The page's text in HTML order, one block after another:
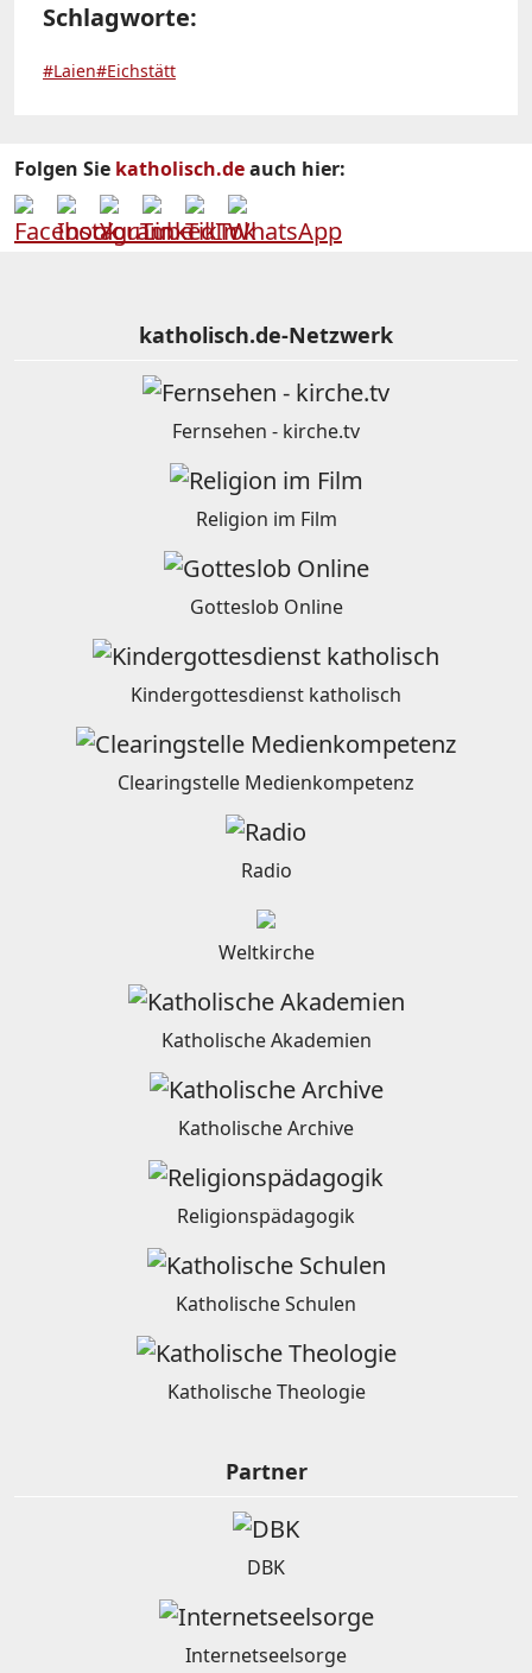
Schlagworte:
#Laien#Eichstätt
Folgen Sie katholisch.deauch hier:
katholisch.de-Netzwerk
Fernsehen - kirche.tv
Religion im Film
Gotteslob Online
Kindergottesdienst katholisch
Clearingstelle Medienkompetenz
Radio
Weltkirche
Katholische Akademien
Katholische Archive
Religionspädagogik
Katholische Schulen
Katholische Theologie
Partner
DBK
Internetseelsorge